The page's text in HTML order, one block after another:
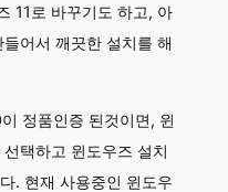
11로 바꾸기도 하고, 아
어서 깨끗한 설치를 해
정품인증 된것이면, 윈
택하고 윈도우즈 설치
. 현재 사용중인 윈도우